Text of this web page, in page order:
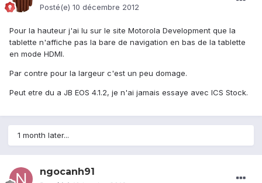
Posté(e) 10 décembre 2012
Pour la hauteur j'ai lu sur le site Motorola Development que la
tablette n'affiche pas la bare de navigation en bas de la tablette
en mode HDMI.
Par contre pour la largeur c'est un peu domage.
Peut etre du a JB EOS 4.1.2, je n'ai jamais essaye avec ICS Stock.
1 month later...
ngocanh91